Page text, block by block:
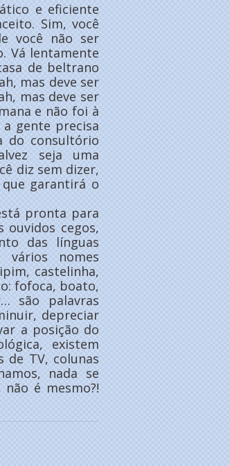
e eficiente
Sim, você
você não ser
Vá lentamente
de beltrano
mas deve ser
mas deve ser
e não foi à
gente precisa
do consultório
seja uma
diz sem dizer,
garantirá o
pronta para
ouvidos cegos,
das línguas
vários nomes
castelinha,
fofoca, boato,
são palavras
depreciar
a posição do
existem
de TV, colunas
nada se
é mesmo?!